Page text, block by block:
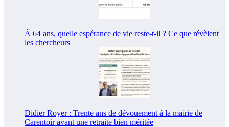
À 64 ans, quelle espérance de vie reste-t-il ? Ce que révèlent
les chercheurs
Didier Royer : Trente ans de dévouement à la mairie de
Carentoir avant une retraite bien méritée